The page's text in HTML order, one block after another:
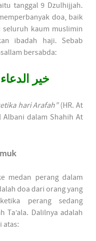
tanggal 9 Dzulhijjah.
doa, baik
seluruh kaum muslimin
ibadah haji. Sebab
bersabda:
خير
hari Arafah”(HR. At
dalam Shahih At
medan perang dalam
doa dari orang yang
perang sedang
Ta’ala. Dalilnya adalah
atas: